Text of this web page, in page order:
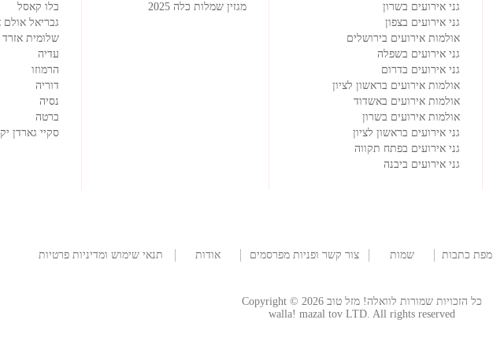
גני אירועים בשרון
גני אירועים בצפון
אולמות אירועים בירושלים
גני אירועים בשפלה
גני אירועים בדרום
אולמות אירועים בראשון לציון
אולמות אירועים באשדוד
אולמות אירועים בשרון
גני אירועים בראשון לציון
גני אירועים בפתח תקווה
גני אירועים ביבנה
מגזין שמלות כלה 2025
בלו קאסל
גבריאל אולם
שלומית אזרד
עדיה
הרמוזו
דוריה
נסיה
ברטה
סקיי גארדן
מפת כתבות
שמות
צור קשר ופניות מפרסמים
אודות
תנאי שימוש ומדיניות פרטיות
כל הזכויות שמורות לוואלה! מזל טוב Copyright © 2026
walla! mazal tov LTD. All rights reserved